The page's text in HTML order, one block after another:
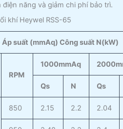
năng và giảm chi phí bảo trì.
khí Heywel RSS-65
suất (mmAq) Công suất N(kW)
RPM
1000mmAq 2000
Qs N Qs
850 2.15 2.2 2.04